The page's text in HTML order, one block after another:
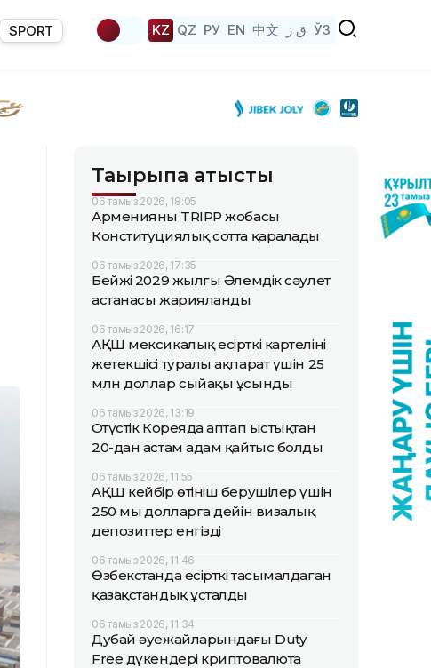
SPORT KZ QZ РУ EN 中文 ق ز ЎЗ
Тақырыпқа қатысты
06 тамыз 2026, 18:05
Арменияның TRIPP жобасы
Конституциялық сотта қаралады
06 тамыз 2026, 17:35
Бейжің 2029 жылғы Әлемдік сәулет
астанасы жарияланды
06 тамыз 2026, 16:17
АҚШ мексикалық есірткі картелінің
жетекшісі туралы ақпарат үшін 25
млн доллар сыйақы ұсынды
06 тамыз 2026, 13:19
Оңтүстік Кореяда аптап ыстықтан
20-дан астам адам қайтыс болды
06 тамыз 2026, 11:55
АҚШ кейбір өтініш берушілер үшін
250 мың долларға дейін визалық
депозиттер енгізді
06 тамыз 2026, 11:46
Өзбекстанда есірткі тасымалдаған
қазақстандық ұсталды
06 тамыз 2026, 11:34
Дубай әуежайларындағы Duty
Free дүкендері криптовалюта